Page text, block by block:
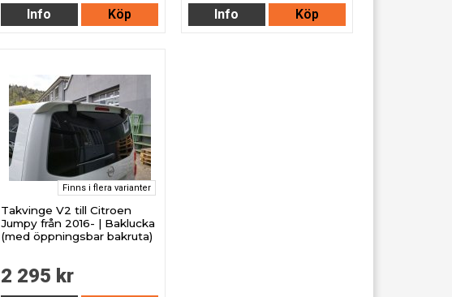
Info Köp Info Köp
Finns i flera varianter
Takvinge V2 till Citroen
Jumpy från 2016- | Baklucka
(med öppningsbar bakruta)
2 295 kr